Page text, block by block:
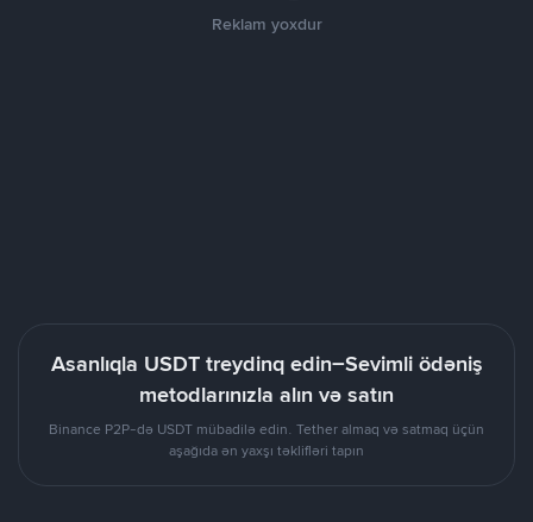
Reklam yoxdur
Asanlıqla USDT treydinq edin–Sevimli ödəniş
metodlarınızla alın və satın
Binance P2P-də USDT mübadilə edin. Tether almaq və satmaq üçün
aşağıda ən yaxşı təklifləri tapın